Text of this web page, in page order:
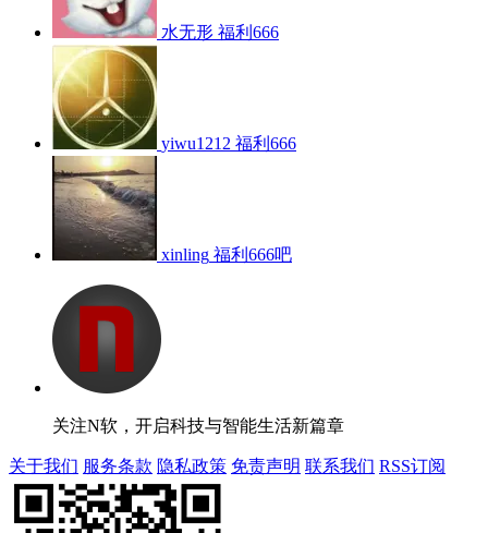
水无形 福利666
yiwu1212 福利666
xinling 福利666吧
关注N软，开启科技与智能生活新篇章
关于我们 服务条款 隐私政策 免责声明 联系我们 RSS订阅